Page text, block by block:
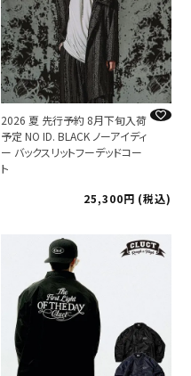
2026 夏 先行予約 8月下旬入荷
予定 NO ID. BLACK ノーアイディ
ー バックスリットフーデッドコー
ト
25,300
税込